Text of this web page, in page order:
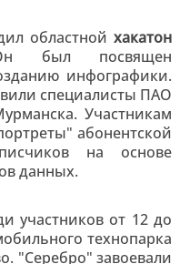
областной хакатон
был посвящен
инфографики.
специалисты ПАО
Участникам
абонентской
на основе
данных.
участников от 12 до
технопарка
"Серебро" завоевали